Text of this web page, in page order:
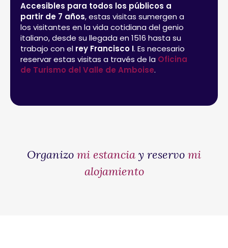
Accesibles para todos los públicos a
partir de 7 años, estas visitas sumergen a
los visitantes en la vida cotidiana del genio
italiano, desde su llegada en 1516 hasta su
trabajo con el rey Francisco I. Es necesario
reservar estas visitas a través de la Oficina
de Turismo del Valle de Amboise.
Organizo mi estancia y reservo mi
alojamiento